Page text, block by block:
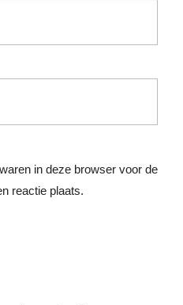
in deze browser voor de
reactie plaats.